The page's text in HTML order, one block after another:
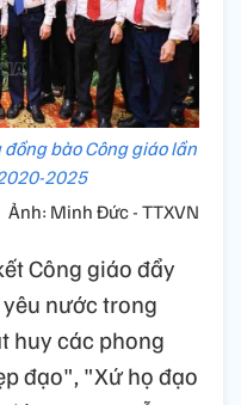
bào Công giáo lần
2025
Ảnh: Minh Đức - TTXVN
Công giáo đẩy
nước trong
huy các phong
đạo", "Xứ họ đạo